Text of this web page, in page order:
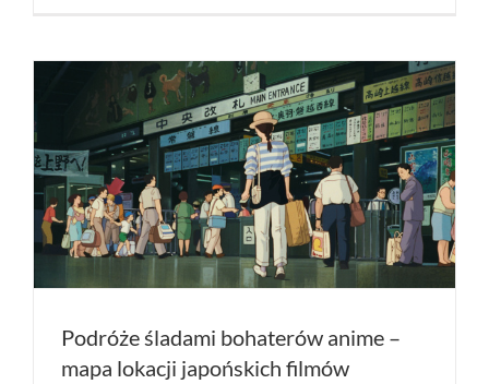
–
japońska
animacja)
Podróże śladami bohaterów anime –
mapa lokacji japońskich filmów